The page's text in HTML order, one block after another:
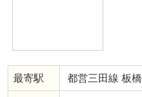
最寄駅 都営三田線 板